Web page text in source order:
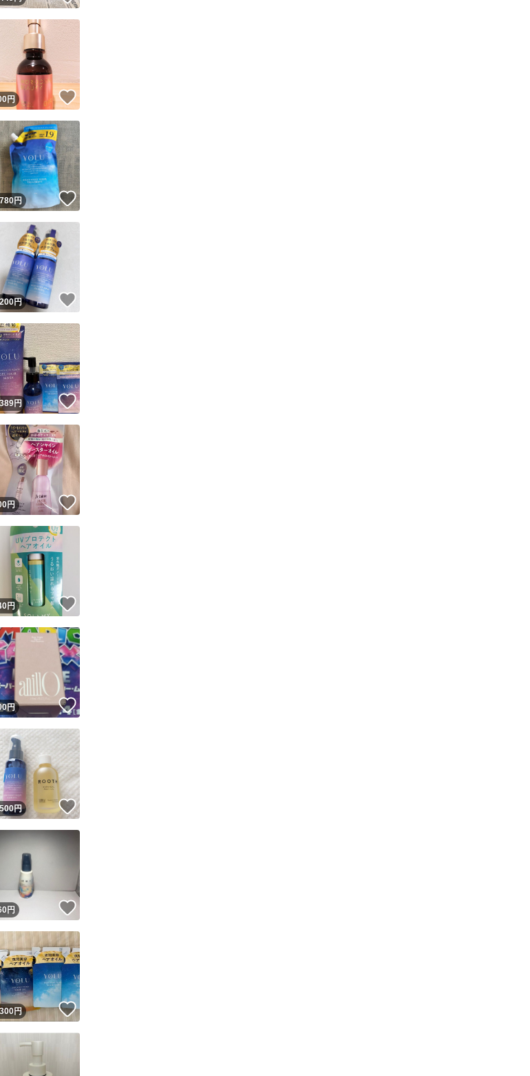
準を満たしたユーザーにバッジを付与しています
フリマの基準をクリアした安心・安全なユーザーです
ユーザーはYahoo!フリマの取引を完了させた実績があります
ユーザーは他フリマサービスでの取引実績があります
り、発送を保証しているものではありません
のユーザーは高頻度で24時間以内＆設定した発送日数内に発送してい
す
ユーザーは高頻度で24時間以内に発送しています
ユーザーは設定した発送日数内に発送しています
の商品の情報をコピーします
止
されています
回です
出品ページへ
キャンセル
！
円
！
円 いいね！
！
円
！
円 いいね！
！
円 いいね！
！
円
！
円 いいね！
！
円 いいね！
！
円
！円 いいね！